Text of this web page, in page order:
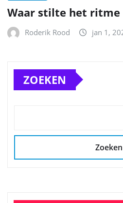
Waar stilte het ritme
Roderik Rood jan 1,
ZOEKEN
Zoeken